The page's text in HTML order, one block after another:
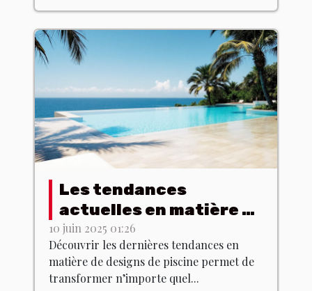
Les tendances
actuelles en matière de
designs de piscine
10 juin 2025 01:26
Découvrir les dernières tendances en
matière de designs de piscine permet de
transformer n’importe quel...